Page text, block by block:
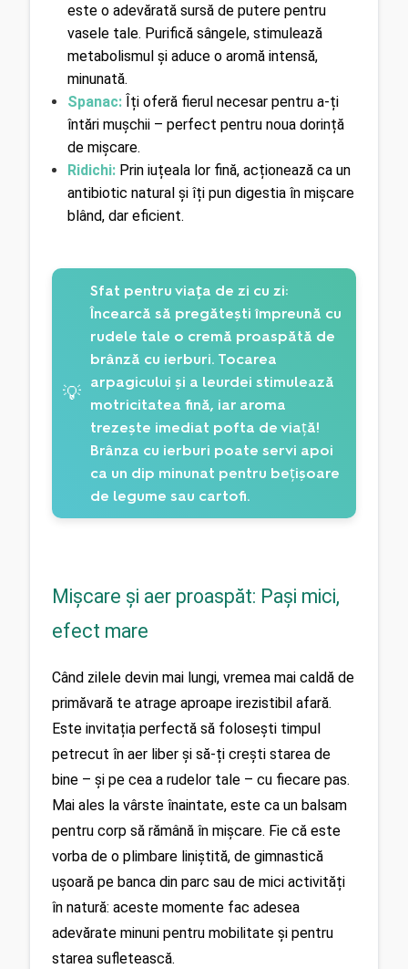
este o adevărată sursă de putere pentru
vasele tale. Purifică sângele, stimulează
metabolismul și aduce o aromă intensă,
minunată.
Spanac: Îți oferă fierul necesar pentru a-ți
întări mușchii – perfect pentru noua dorință
de mișcare.
Ridichi: Prin iuțeala lor fină, acționează ca un
antibiotic natural și îți pun digestia în mișcare
blând, dar eficient.
💡
Sfat pentru viața de zi cu zi:
Încearcă să pregătești împreună cu
rudele tale o cremă proaspătă de
brânză cu ierburi. Tocarea
arpagicului și a leurdei stimulează
motricitatea fină, iar aroma
trezește imediat pofta de viață!
Brânza cu ierburi poate servi apoi
ca un dip minunat pentru bețișoare
de legume sau cartofi.
Mișcare și aer proaspăt: Pași mici,
efect mare
Când zilele devin mai lungi, vremea mai caldă de
primăvară te atrage aproape irezistibil afară.
Este invitația perfectă să folosești timpul
petrecut în aer liber și să-ți crești starea de
bine – și pe cea a rudelor tale – cu fiecare pas.
Mai ales la vârste înaintate, este ca un balsam
pentru corp să rămână în mișcare. Fie că este
vorba de o plimbare liniștită, de gimnastică
ușoară pe banca din parc sau de mici activități
în natură: aceste momente fac adesea
adevărate minuni pentru mobilitate și pentru
starea sufletească.